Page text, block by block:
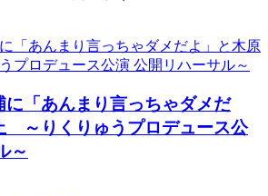
に「あんまり言っちゃダメだ
～りくりゅうプロデュース公
～